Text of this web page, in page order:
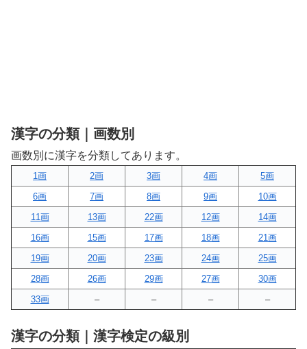
漢字の分類｜画数別
画数別に漢字を分類してあります。
1画 2画 3画 4画
5画
6画
7画 8画 9画
10画
11画
13画 22画 12画
14画
16画
15画 17画 18画
21画
19画
20画 23画 24画
25画
28画
26画 29画 27画
30画
33画
– – – –
漢字の分類｜漢字検定の級別